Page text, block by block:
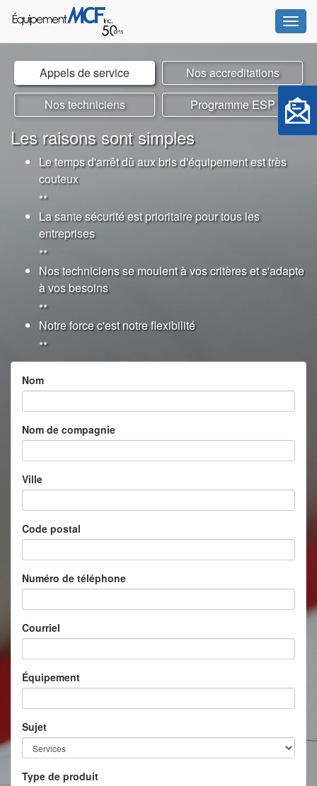
Appels de service
Nos accreditations
Nos techniciens
Programme ESP
Les raisons sont simples
Le temps d'arrêt dû aux bris d'équipement est très
couteux
**
La sante sécurité est prioritaire pour tous les
entreprises
**
Nos techniciens se moulent à vos critères et s'adapte
à vos besoins
**
Notre force c'est notre flexibilité
**
Nom
Nom de compagnie
Ville
Code postal
Numéro de téléphone
Courriel
Équipement
Sujet
Type de produit